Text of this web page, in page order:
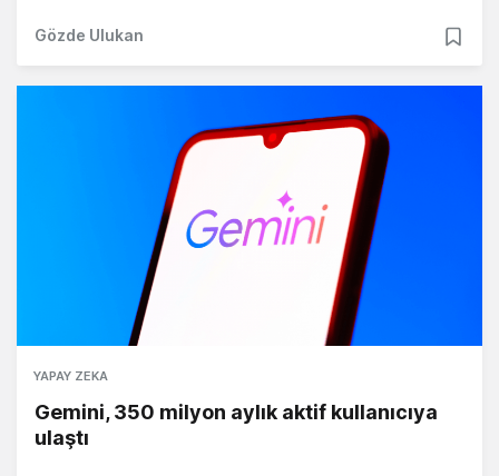
Gözde Ulukan
YAPAY ZEKA
Gemini, 350 milyon aylık aktif kullanıcıya
ulaştı